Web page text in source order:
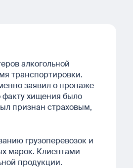
алкогольной
транспортировки.
заявил о пропаже
факту хищения было
признан страховым,
грузоперевозок и
марок. Клиентами
продукции.